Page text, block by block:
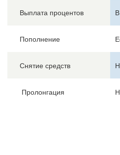
Выплата процентов
Пополнение
Снятие средств
Пролонгация